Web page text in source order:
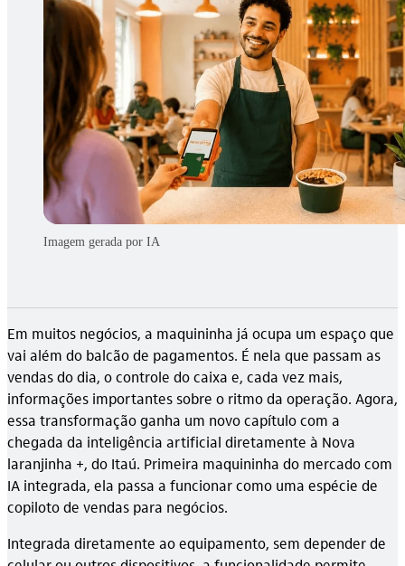
Imagem gerada por IA
Em muitos negócios, a maquininha já ocupa um espaço que
vai além do balcão de pagamentos. É nela que passam as
vendas do dia, o controle do caixa e, cada vez mais,
informações importantes sobre o ritmo da operação. Agora,
essa transformação ganha um novo capítulo com a
chegada da inteligência artificial diretamente à Nova
laranjinha +, do Itaú. Primeira maquininha do mercado com
IA integrada, ela passa a funcionar como uma espécie de
copiloto de vendas para negócios.
Integrada diretamente ao equipamento, sem depender de